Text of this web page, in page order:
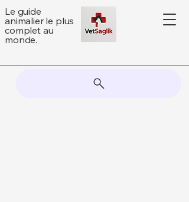
Le guide
animalier le plus
complet au
monde.